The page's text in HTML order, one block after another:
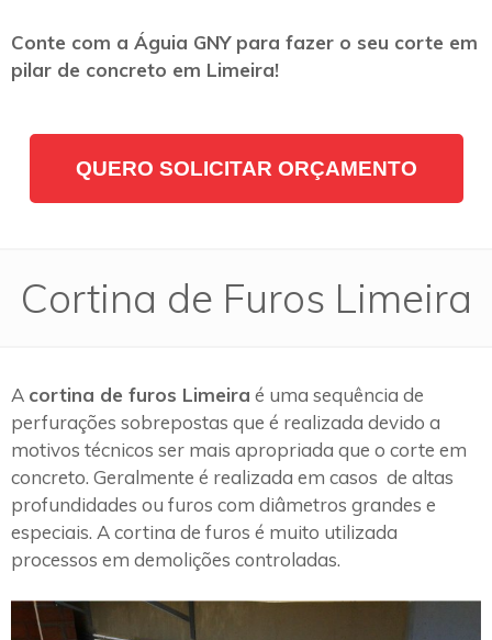
Conte com a Águia GNY para fazer o seu corte em
pilar de concreto em Limeira!
QUERO SOLICITAR ORÇAMENTO
Cortina de Furos Limeira
A cortina de furos Limeira é uma sequência de
perfurações sobrepostas que é realizada devido a
motivos técnicos ser mais apropriada que o corte em
concreto. Geralmente é realizada em casos de altas
profundidades ou furos com diâmetros grandes e
especiais. A cortina de furos é muito utilizada
processos em demolições controladas.